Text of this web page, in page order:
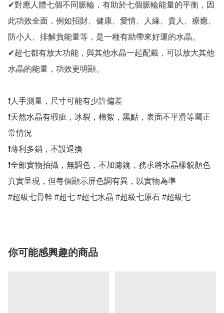
✔對應人體七個不同脈輪，有助於七個脈輪能量的平衡，因
此功效全面，例如招財、健康、愛情、人緣、貴人、療癒、
防小人、排解負能量等，是一種有助帶來好運的水晶。
✔超七都有放大功能，與其他水晶一起配戴，可以放大其他
水晶的能量，功效更明顯。
❗人手測量，尺寸可能有少許偏差
❗天然水晶有瑕疵，冰裂，棉絮，黑點，表面不平滑等屬正
常情況
❗薄利多銷，不設退換
❗全部實物拍攝，無調色，不加濾鏡，務求將水晶樣貌顏色
真實呈現，但每個顯示屏色調有異，以實物為準
#超級七骨幹 #超七 #超七水晶 #超級七原石 #超級七
你可能感興趣的商品